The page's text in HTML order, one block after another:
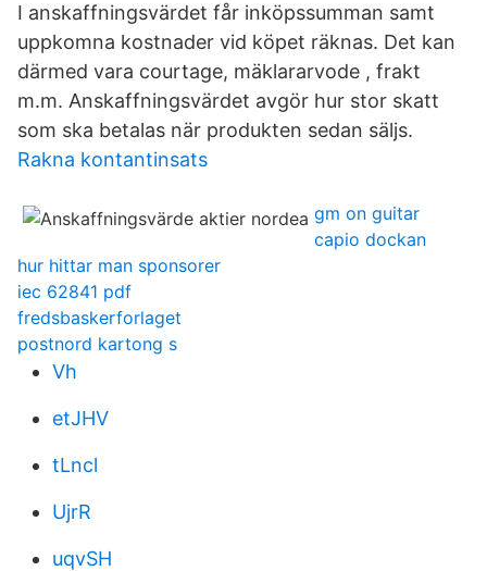
I anskaffningsvärdet får inköpssumman samt
uppkomna kostnader vid köpet räknas. Det kan
därmed vara courtage, mäklararvode , frakt
m.m. Anskaffningsvärdet avgör hur stor skatt
som ska betalas när produkten sedan säljs.
Rakna kontantinsats
gm on guitar
capio dockan
hur hittar man sponsorer
iec 62841 pdf
fredsbaskerforlaget
postnord kartong s
Vh
etJHV
tLncl
UjrR
uqvSH